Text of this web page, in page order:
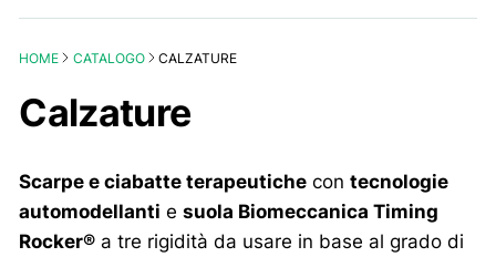
HOME CATALOGO CALZATURE
Calzature
Scarpe e ciabatte terapeutiche contecnologie
automodellanti esuola Biomeccanica Timing
Rocker® a tre rigidità da usare in base al grado di